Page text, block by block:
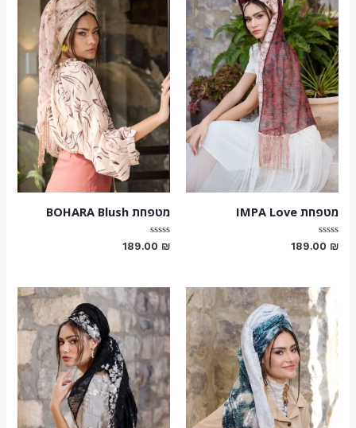
מטפחת IMPA Love
דורג189.00 ₪
מטפחת BOHARA Blush
דורג189.00 ₪